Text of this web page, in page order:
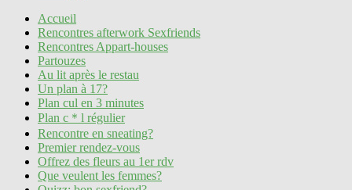
Accueil
Rencontres afterwork Sexfriends
Rencontres Appart-houses
Partouzes
Au lit après le restau
Un plan à 17?
Plan cul en 3 minutes
Plan c＊l régulier
Rencontre en sneating?
Premier rendez-vous
Offrez des fleurs au 1er rdv
Que veulent les femmes?